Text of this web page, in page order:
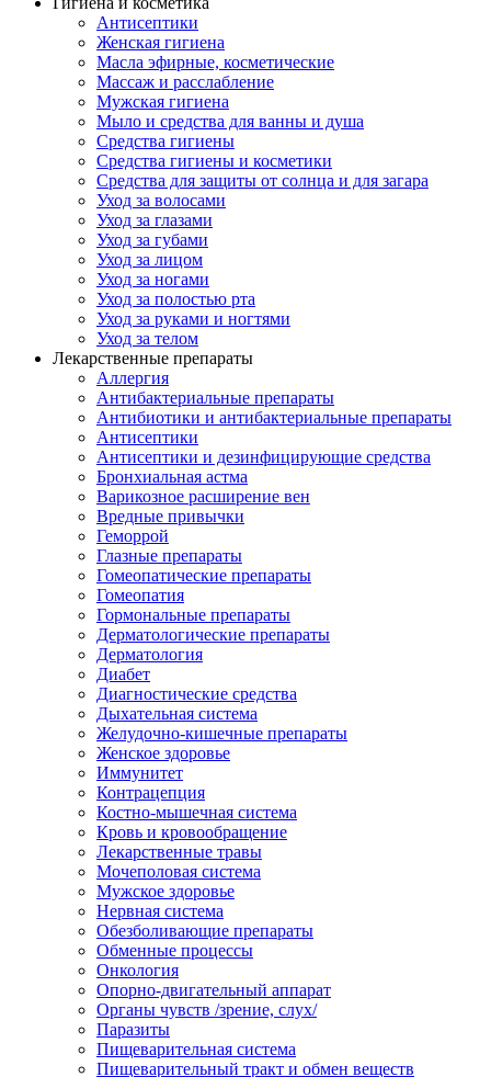
Антисептики
Женская гигиена
Масла эфирные, косметические
Массаж и расслабление
Мужская гигиена
Мыло и средства для ванны и душа
Средства гигиены
Средства гигиены и косметики
Средства для защиты от солнца и для загара
Уход за волосами
Уход за глазами
Уход за губами
Уход за лицом
Уход за ногами
Уход за полостью рта
Уход за руками и ногтями
Уход за телом
Лекарственные препараты
Аллергия
Антибактериальные препараты
Антибиотики и антибактериальные препараты
Антисептики
Антисептики и дезинфицирующие средства
Бронхиальная астма
Варикозное расширение вен
Вредные привычки
Геморрой
Глазные препараты
Гомеопатические препараты
Гомеопатия
Гормональные препараты
Дерматологические препараты
Дерматология
Диабет
Диагностические средства
Дыхательная система
Желудочно-кишечные препараты
Женское здоровье
Иммунитет
Контрацепция
Костно-мышечная система
Кровь и кровообращение
Лекарственные травы
Мочеполовая система
Мужское здоровье
Нервная система
Обезболивающие препараты
Обменные процессы
Онкология
Опорно-двигательный аппарат
Органы чувств /зрение, слух/
Паразиты
Пищеварительная система
Пищеварительный тракт и обмен веществ